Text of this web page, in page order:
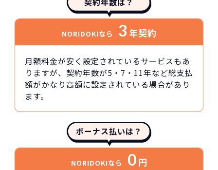
NORIDOKIなら 3 年契約
月額料金が安く設定されているサービスもあ
りますが、契約年数が5・7・11年など総支払
額がかなり高額に設定されている場合があり
ます。
ボーナス払いは？
NORIDOKIなら 0円